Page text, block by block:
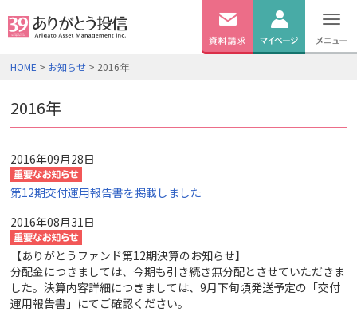
HOME > お知らせ > 2016年
2016年
2016年09月28日
第12期交付運用報告書を掲載しました
2016年08月31日
【ありがとうファンド第12期決算のお知らせ】
分配金につきましては、今期も引き続き無分配とさせていただきま
した。決算内容詳細につきましては、9月下旬頃発送予定の「交付
運用報告書」にてご確認ください。